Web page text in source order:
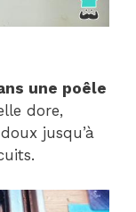
une poêle
dore,
jusqu’à